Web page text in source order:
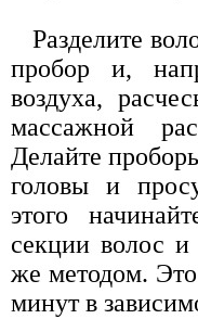
Разделите
пробор и,
воздуха,
массажной
Делайте
головы и
этого
секции волос
же методом.
минут в